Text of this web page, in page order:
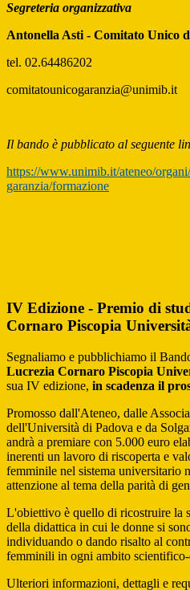
Segreteria organizzativa
Antonella Asti - Comitato Unico
tel. 02.64486202
comitatounicogaranzia@unimib.it
Il bando è pubblicato al seguente
https://www.unimib.it/ateneo/
garanzia/formazione
IV Edizione - Premio di
Cornaro Piscopia
Segnaliamo e pubblichiamo il
Lucrezia Cornaro Piscopia
sua IV edizione, in scadenza il
Promosso dall'Ateneo, dalle
dell'Università di Padova e da
andrà a premiare con 5.000 euro
inerenti un lavoro di riscoperta e
femminile nel sistema universitario
attenzione al tema della parità di
L'obiettivo è quello di ricostruire la
della didattica in cui le donne si
individuando o dando risalto al
femminili in ogni ambito
Ulteriori informazioni, dettagli e